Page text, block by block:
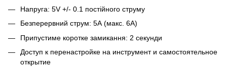
Напруга: 5V +/- 0.1 постійного струму
Безперервний струм: 5А (макс. 6А)
Припустиме коротке замикання: 2 секунди
Доступ к перенастройке на инструмент и самостоятельное
открытие